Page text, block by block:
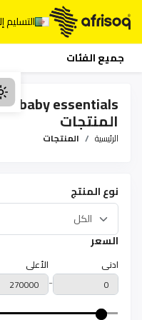
التسليم
جميع الفئات
baby essentials
المنتجات
الرئيسية المنتجات
نوع المنتج
السعر
ادنى
-
الأعلى